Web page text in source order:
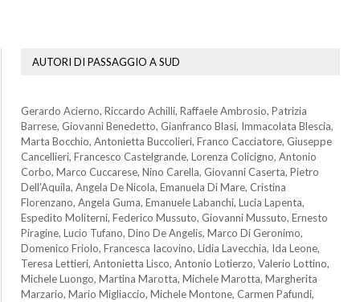
AUTORI DI PASSAGGIO A SUD
Gerardo Acierno, Riccardo Achilli, Raffaele Ambrosio, Patrizia
Barrese, Giovanni Benedetto, Gianfranco Blasi, Immacolata Blescia,
Marta Bocchio, Antonietta Buccolieri, Franco Cacciatore, Giuseppe
Cancellieri, Francesco Castelgrande, Lorenza Colicigno, Antonio
Corbo, Marco Cuccarese, Nino Carella, Giovanni Caserta, Pietro
Dell’Aquila, Angela De Nicola, Emanuela Di Mare, Cristina
Florenzano, Angela Guma, Emanuele Labanchi, Lucia Lapenta,
Espedito Moliterni, Federico Mussuto, Giovanni Mussuto, Ernesto
Piragine, Lucio Tufano, Dino De Angelis, Marco Di Geronimo,
Domenico Friolo, Francesca Iacovino, Lidia Lavecchia, Ida Leone,
Teresa Lettieri, Antonietta Lisco, Antonio Lotierzo, Valerio Lottino,
Michele Luongo, Martina Marotta, Michele Marotta, Margherita
Marzario, Mario Migliaccio, Michele Montone, Carmen Pafundi,